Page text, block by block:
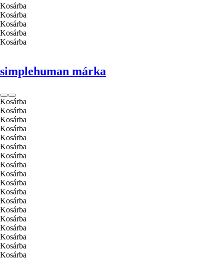
Kosárba
Kosárba
Kosárba
Kosárba
Kosárba
simplehuman márka
Kosárba
Kosárba
Kosárba
Kosárba
Kosárba
Kosárba
Kosárba
Kosárba
Kosárba
Kosárba
Kosárba
Kosárba
Kosárba
Kosárba
Kosárba
Kosárba
Kosárba
Kosárba